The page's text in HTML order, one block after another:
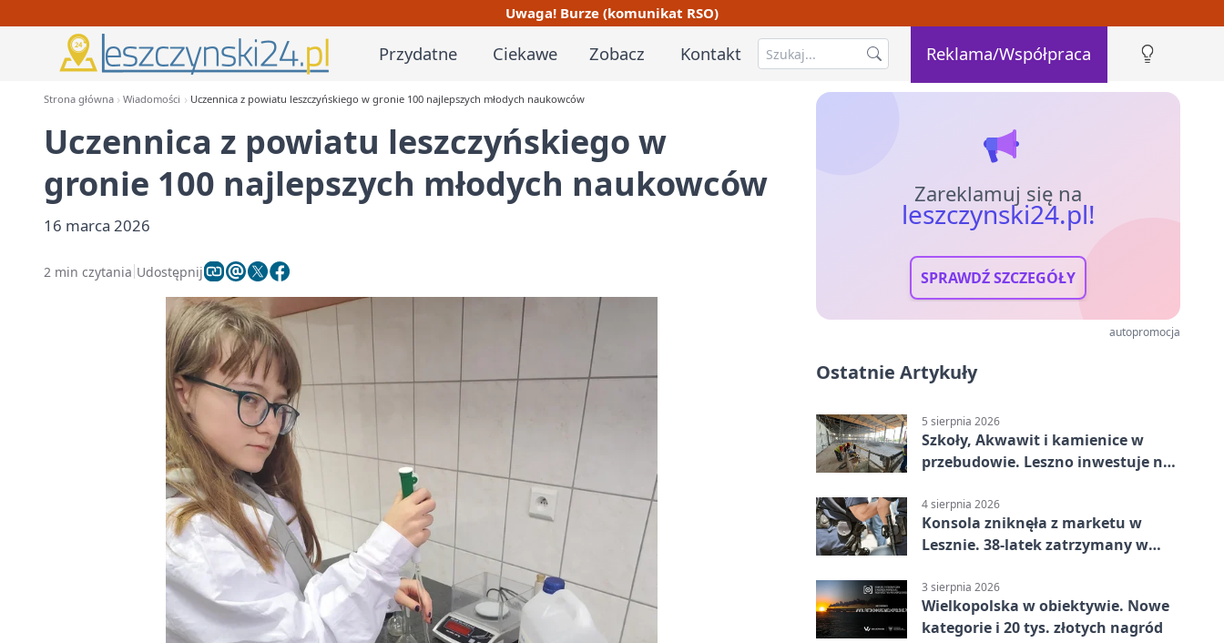
Uwaga! Burze (komunikat RSO)
Przydatne Ciekawe Zobacz Kontakt Reklama/Współpraca
Strona główna Wiadomości Uczennica z powiatu leszczyńskiego w gronie 100 najlepszych młodych naukowców
Uczennica z powiatu leszczyńskiego w
gronie 100 najlepszych młodych naukowców
16 marca 2026
2 min czytania Udostępnij
Zareklamuj się na
leszczynski24.pl!
SPRAWDŹ SZCZEGÓŁY
autopromocja
Ostatnie Artykuły
5 sierpnia 2026
Szkoły, Akwawit i kamienice w
przebudowie. Leszno inwestuje na
4 sierpnia 2026
Konsola zniknęła z marketu w
Lesznie. 38-latek zatrzymany w
3 sierpnia 2026
Wielkopolska w obiektywie. Nowe
kategorie i 20 tys. złotych nagród